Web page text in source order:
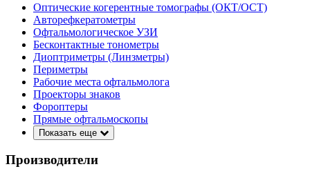
Оптические когерентные томографы (ОКТ/ОСТ)
Авторефкератометры
Офтальмологическое УЗИ
Бесконтактные тонометры
Диоптриметры (Линзметры)
Периметры
Рабочие места офтальмолога
Проекторы знаков
Фороптеры
Прямые офтальмоскопы
Показать еще
Производители